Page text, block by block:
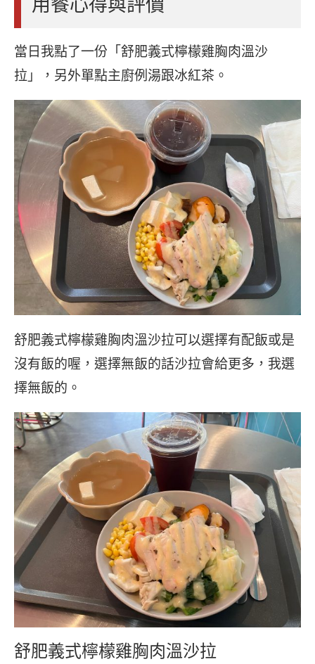
用餐心得與評價
當日我點了一份「舒肥義式檸檬雞胸肉溫沙
拉」，另外單點主廚例湯跟冰紅茶。
舒肥義式檸檬雞胸肉溫沙拉可以選擇有配飯或是
沒有飯的喔，選擇無飯的話沙拉會給更多，我選
擇無飯的。
舒肥義式檸檬雞胸肉溫沙拉